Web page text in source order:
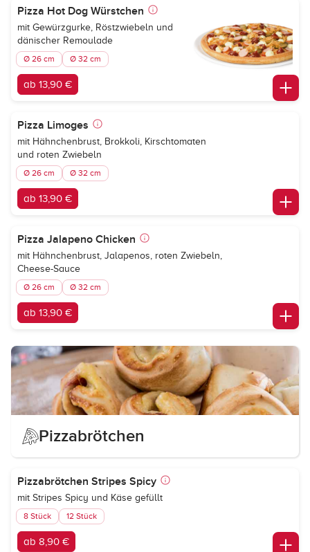
Pizza Hot Dog Würstchen
mit Gewürzgurke, Röstzwiebeln und
dänischer Remoulade
Ø 26 cm Ø 32 cm
ab 13,90 €
Pizza Limoges
mit Hähnchenbrust, Brokkoli, Kirschtomaten
und roten Zwiebeln
Ø 26 cm Ø 32 cm
ab 13,90 €
Pizza Jalapeno Chicken
mit Hähnchenbrust, Jalapenos, roten Zwiebeln,
Cheese-Sauce
Ø 26 cm Ø 32 cm
ab 13,90 €
Pizzabrötchen
Pizzabrötchen Stripes Spicy
mit Stripes Spicy und Käse gefüllt
8 Stück 12 Stück
ab 8,90 €